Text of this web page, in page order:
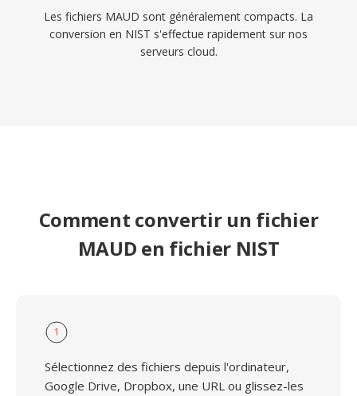
Les fichiers MAUD sont généralement compacts. La
conversion en NIST s'effectue rapidement sur nos
serveurs cloud.
Comment convertir un fichier
MAUD en fichier NIST
1
Sélectionnez des fichiers depuis l'ordinateur,
Google Drive, Dropbox, une URL ou glissez-les